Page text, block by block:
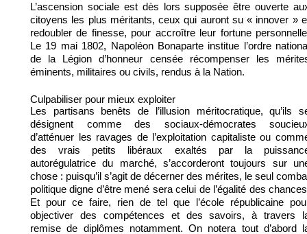
L’ascension sociale est dès lors supposée être ouverte
citoyens les plus méritants, ceux qui auront su « innover »
redoubler de finesse, pour accroître leur fortune
Le 19 mai 1802, Napoléon Bonaparte institue l’ordre
de la Légion d’honneur censée récompenser les
éminents, militaires ou civils, rendus à la Nation.
Culpabiliser pour mieux exploiter
Les partisans benêts de l’illusion méritocratique, qu’ils
désignent comme des sociaux-démocrates
d’atténuer les ravages de l’exploitation capitaliste ou
des vrais petits libéraux exaltés par la
autorégulatrice du marché, s’accorderont toujours sur
chose : puisqu’il s’agit de décerner des mérites, le seul
politique digne d’être mené sera celui de l’égalité des
Et pour ce faire, rien de tel que l’école républicaine
objectiver des compétences et des savoirs, à travers
remise de diplômes notamment. On notera tout d’abord